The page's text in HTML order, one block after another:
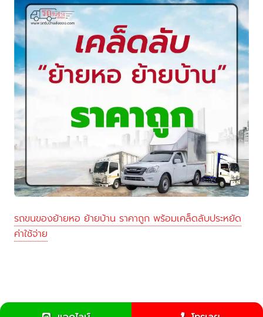
รถขนของย้ายหอ ย้ายบ้าน ราคาถูก พร้อมเคล็ดลับประหยัด
ค่าใช้จ่าย